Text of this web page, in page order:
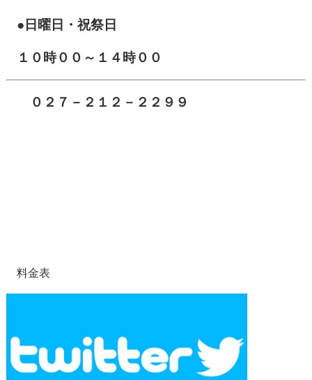
●日曜日・祝祭日
１０時００～１４時００
０２７－２１２－２２９９
料金表